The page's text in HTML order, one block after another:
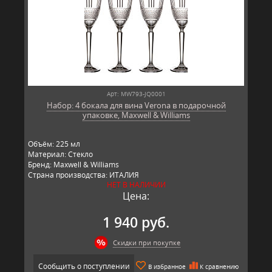
Арт: MW793-JQ0001
Набор: 4 бокала для вина Verona в подарочной
упаковке, Maxwell & Williams
Объём: 225 мл
Материал: Стекло
Бренд: Maxwell & Williams
Страна производства: ИТАЛИЯ
Страна ТМ: АвстралияНЕТ В НАЛИЧИИ
Цена:
1 940 руб.
Скидки при покупке
Сообщить о поступлении В избранное К сравнению